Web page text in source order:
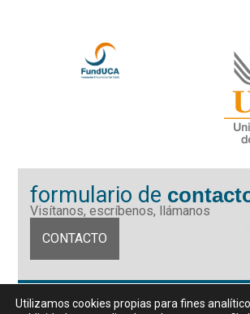
formulario de
Visítanos, escríbenos, llámanos
CONTACTO
Fundación Universidad de Cádiz
Utilizamos cookies propias para fines